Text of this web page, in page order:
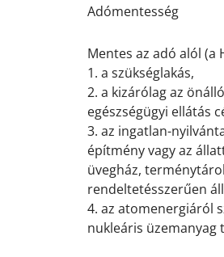
Adómentesség
Mentes az adó alól (a
1. a szükséglakás,
2. a kizárólag az
egészségügyi ellátás
3. az ingatlan-
építmény vagy az
üvegház,
rendeltetésszerűen
4. az atomenergiáról
nukleáris üzemanyag